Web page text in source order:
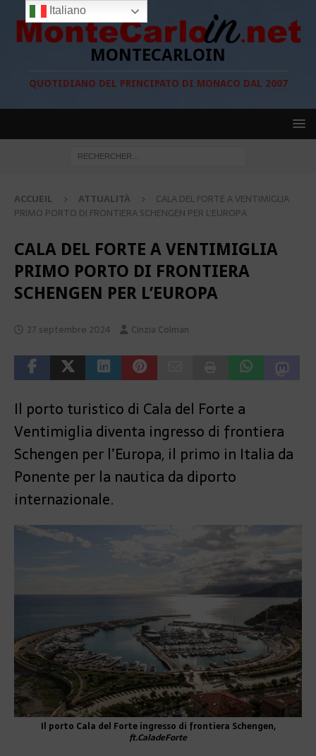
MONTECARLOIN
QUOTIDIANO DEL PRINCIPATO DI MONACO DAL 2007
ACCUEIL ATTUALITÀ
CALA DEL FORTE A VENTIMIGLIA
PRIMO PORTO DI FRONTIERA SCHENGEN PER L’EUROPA
CALA DEL FORTE A VENTIMIGLIA
PRIMO PORTO DI FRONTIERA
SCHENGEN PER L’EUROPA
27 septembre 2024 Cinzia Colman
Il porto turistico di Cala del Forte a
Ventimiglia diventa ingresso di frontiera
Schengen per l’Europa, il primo in Italia da
Ponente per la nautica da diporto
internazionale.
Il porto Cala del Forte ingresso di frontiera Schengen,
ft.CaladeForte
Italiano